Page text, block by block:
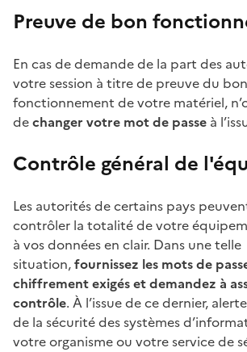
Preuve de bon
En cas de demande de la part des
votre session à titre de preuve du bon
fonctionnement de votre matériel,
dechanger votre mot de passe à
Contrôle général de
Les autorités de certains pays
contrôler la totalité de votre
à vos données en clair. Dans une telle
situation,fournissez les mots de
chiffrement exigés et demandez à
contrôle. À l’issue de ce dernier,
de la sécurité des systèmes
votre organisme ou votre service de